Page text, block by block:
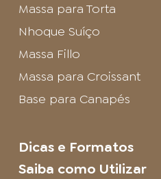
Massa para Torta
Nhoque Suíço
Massa Fillo
Massa para Croissant
Base para Canapés
Dicas e Formatos
Saiba como Utilizar